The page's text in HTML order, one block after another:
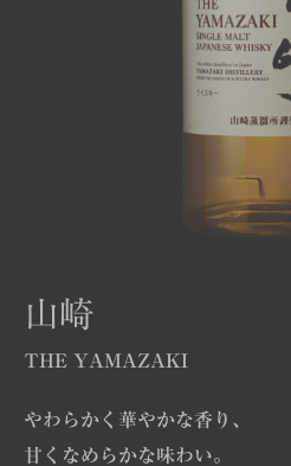
山崎
THE YAMAZAKI
やわらかく華やかな香り、
甘くなめらかな味わい。